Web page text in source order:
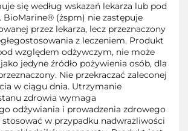
się według wskazań lekarza lub pod
BioMarine® (żspm) nie zastępuje
przez lekarza, lecz przeznaczony
z leczeniem. Produkt
względem odżywczym, nie może
jedyne źródło pożywienia osób, dla
Nie przekraczać zaleconej
w ciągu dnia. Utrzymanie
zdrowia wymaga
odżywiania i prowadzenia zdrowego
w przypadku nadwrażliwości